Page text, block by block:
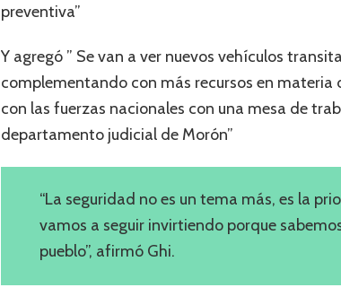
preventiva”
Y agregó ” Se van a ver nuevos vehículos
complementando con más recursos en
con las fuerzas nacionales con una mesa de
departamento judicial de Morón”
“La seguridad no es un tema más, es la
vamos a seguir invirtiendo porque
pueblo”, afirmó Ghi.